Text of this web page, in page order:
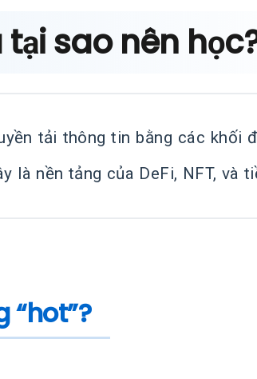
sao nên
tải thông tin bằng các khối
là nền tảng của DeFi, NFT, và
“hot”?